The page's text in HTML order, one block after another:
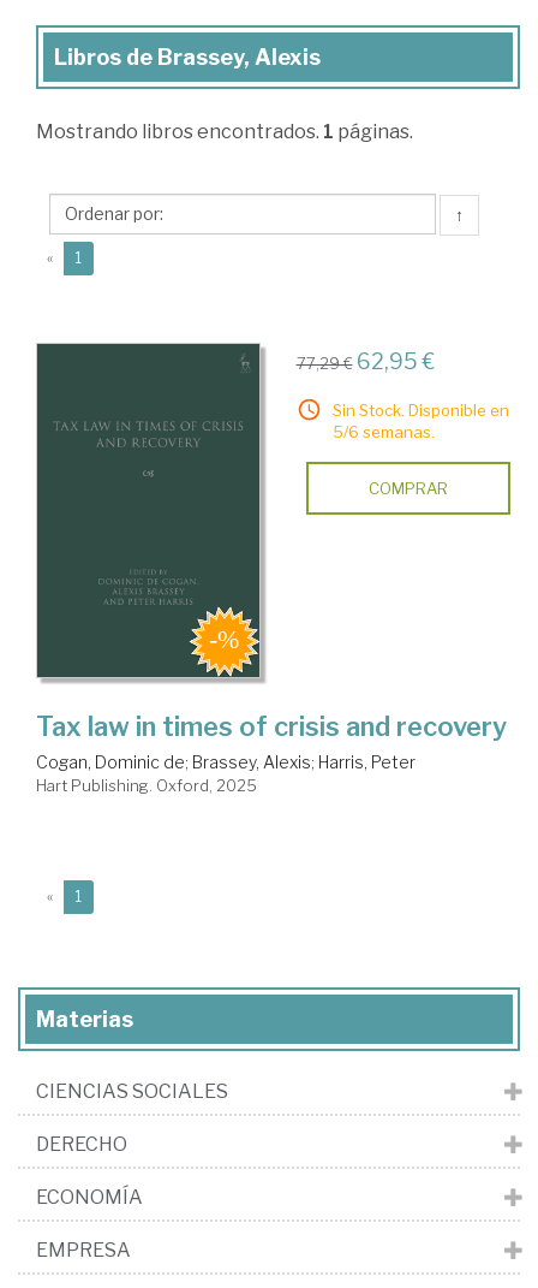
Libros
Brassey,
Libros de Brassey, Alexis
Mostrando libros encontrados. 1 páginas.
↑
« 1
77,29 € 62,95 €
Sin Stock. Disponible en
5/6 semanas.
COMPRAR
Tax law in times of crisis and recovery
Cogan, Dominic de; Brassey, Alexis; Harris, Peter
Hart Publishing. Oxford, 2025
« 1
Materias
CIENCIAS SOCIALES
DERECHO
ECONOMÍA
EMPRESA